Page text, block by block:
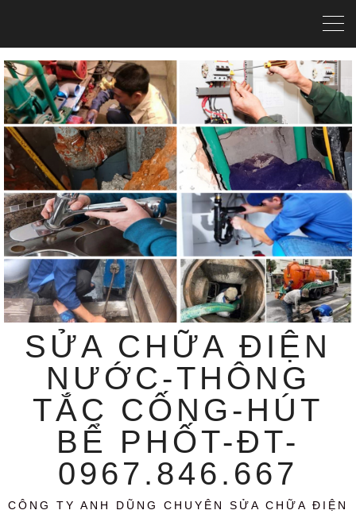
SỬA CHỮA ĐIỆN
NƯỚC-THÔNG
TẮC CỐNG-HÚT
BỂ PHỐT-ĐT-
0967.846.667
CÔNG TY ANH DŨNG CHUYÊN SỬA CHỮA ĐIỆN